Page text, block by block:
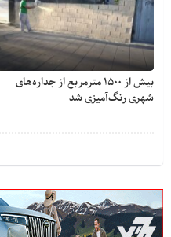
بیش از ۱۵۰۰ مترمربع از جداره‌های
شهری رنگ‌آمیزی شد